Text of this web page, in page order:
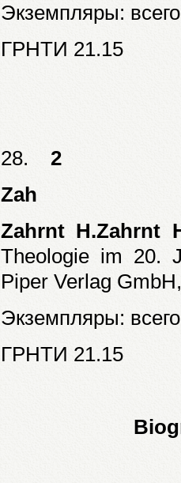
Экземпляры:
ГРНТИ 21.15
28. 2
Zah
Zahrnt H.Zahrnt
Theologie im 20.
Piper Verlag
Экземпляры:
ГРНТИ 21.15